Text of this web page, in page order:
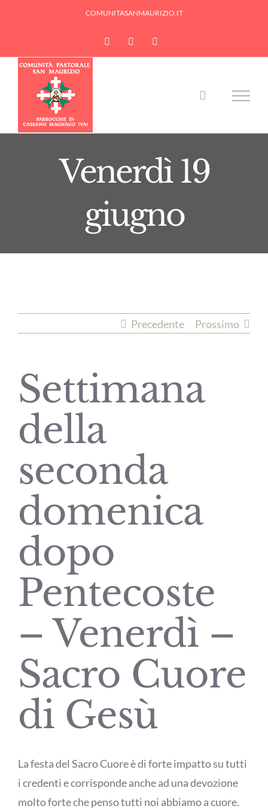
COMUNITASANMAURIZIO.IT
YouTubeFacebook
Venerdì 19
giugno
Precedente Prossimo
Settimana
della
seconda
domenica
dopo
Pentecoste
– Venerdì –
Sacro Cuore
di Gesù
La festa del Sacro Cuore è di forte impatto su tutti
i credenti e corrisponde anche ad una devozione
molto forte che penso tutti noi abbiamo a cuore.